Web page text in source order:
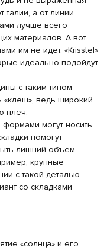
талии, а от линии
лучше всего
материалов. А вот
им не идет. «Krisstel»
идеально подойдут
с таким типом
ведь широкий
плеч.
могут носить
помогут
лишний объем.
крупные
с такой деталью
со складками
«солнца» и его